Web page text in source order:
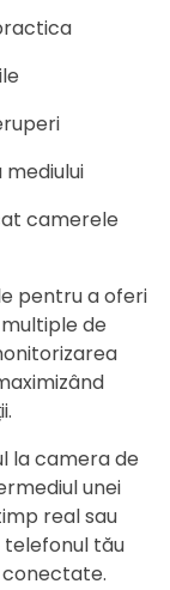
camerele
pentru a oferi
de
la camera de
unei
real sau
tău